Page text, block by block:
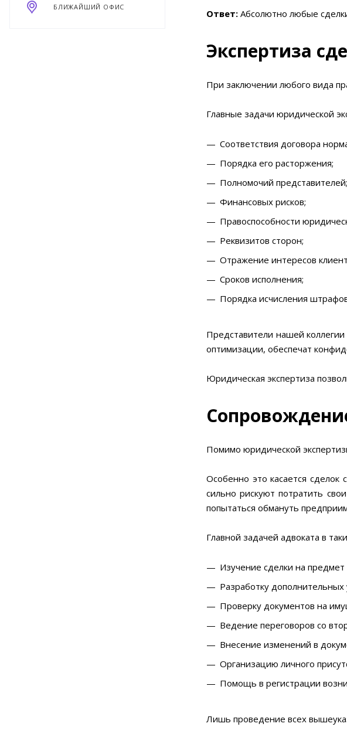
БЛИЖАЙШИЙ ОФИС
Ответ: Абсолютно любые
Экспертиза
При заключении любого вида
Главные задачи юридической
Соответствия договора
Порядка его расторжения;
Полномочий представителей;
Финансовых рисков;
Правоспособности
Реквизитов сторон;
Отражение интересов
Сроков исполнения;
Порядка исчисления
Представители нашей
оптимизации, обеспечат
Юридическая экспертиза
Помимо юридической
Особенно это касается
сильно рискуют потратить
попытаться обмануть
Главной задачей адвоката в
Изучение сделки на предмет
Разработку дополнительных
Проверку документов на
Ведение переговоров со
Внесение изменений в
Организацию личного
Помощь в регистрации
Лишь проведение всех